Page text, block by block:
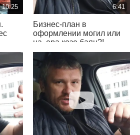
10:25 6:41
Бизнес-план в
оформлении могил или
на..ера козе баян?!